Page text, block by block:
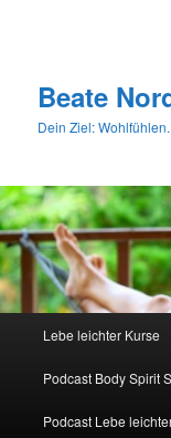
Beate
Dein Ziel:
Lebe leichter Kurse
Podcast Body Spirit
Podcast Lebe